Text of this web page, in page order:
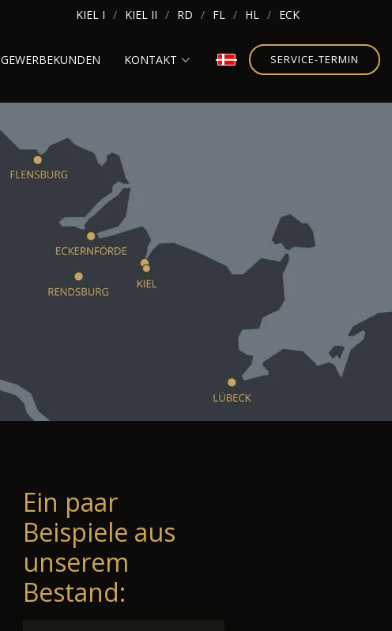
KIEL I KIEL II RD FL HL ECK
GEWERBEKUNDEN KONTAKT SERVICE-TERMIN
Ein paar
Beispiele aus
unserem
Bestand: